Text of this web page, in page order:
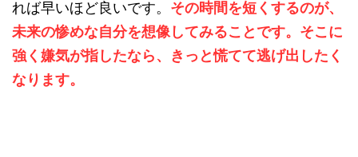
れば早いほど良いです。 その時間を短くするのが、
未来の惨めな自分を想像してみることです。そこに
強く嫌気が指したなら、きっと慌てて逃げ出したく
なります。